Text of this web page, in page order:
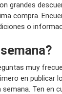
grandes
compra.
o
muy
en publicar
Ten